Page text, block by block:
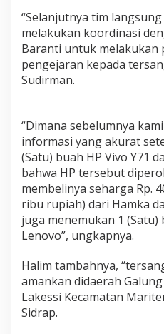
p
“Selanjutnya tim
melakukan koordinasi
Baranti untuk melakukan
pengejaran kepada
Sudirman.
“Dimana sebelumnya
informasi yang akurat
(Satu) buah HP Vivo Y71
bahwa HP tersebut
membelinya seharga Rp.
ribu rupiah) dari Hamka
juga menemukan 1
Lenovo”, ungkapnya.
Halim tambahnya,
amankan didaerah
Lakessi Kecamatan
Sidrap.